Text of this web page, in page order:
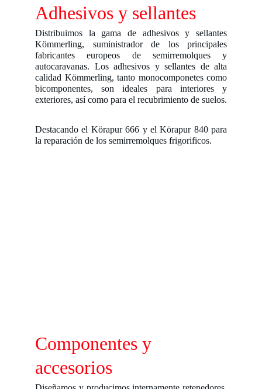
Adhesivos y sellantes
Distribuimos la gama de adhesivos y sellantes
Kömmerling, suministrador de los principales
fabricantes europeos de semirremolques y
autocaravanas. Los adhesivos y sellantes de alta
calidad Kömmerling, tanto monocomponetes como
bicomponentes, son ideales para interiores y
exteriores, así como para el recubrimiento de suelos.
Destacando el Körapur 666 y el Körapur 840 para
la reparación de los semirremolques frigorificos.
Componentes y
accesorios